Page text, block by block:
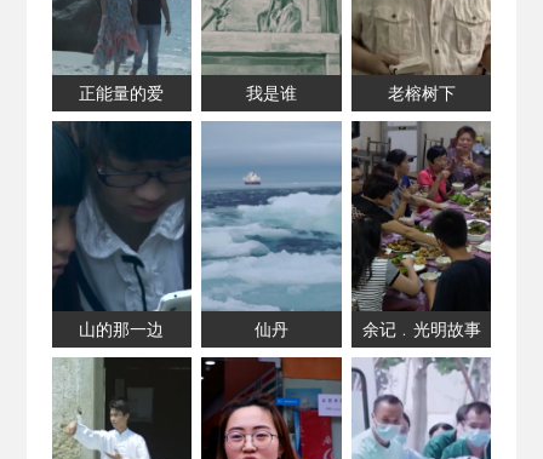
正能量的爱 我是谁 老榕树下
山的那一边 仙丹 余记﹒光明故事